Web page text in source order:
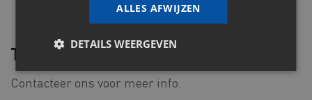
Tegeldeksels
Contacteer ons voor meer info.
ALLES AFWIJZEN
DETAILS WEERGEVEN